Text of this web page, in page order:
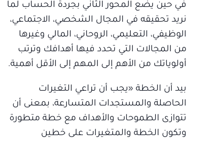
في حين يضع المحور الثاني بجردة الحساب لما
نريد تحقيقه في المجال الشخصي، الاجتماعي،
الوظيفي، التعليمي، الروحاني، المالي وغيرها
من المجالات التي تحدد فيها أهدافك وترتب
أولوياتك من الأهم إلى المهم إلى الأقل أهمية.
بيد أن الخطة «يجب أن تراعي التغيرات
الحاصلة والمستجدات المتسارعة، بمعنى أن
تتوازى الطموحات والأهداف مع خطة متطورة
وتكون الخطة والمتغيرات على خطين